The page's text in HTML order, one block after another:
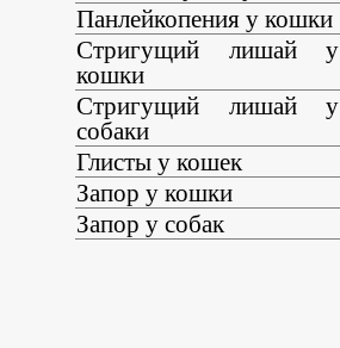
Панлейкопения у кошки
Стригущий лишай у
кошки
Стригущий лишай у
собаки
Глисты у кошек
Запор у кошки
Запор у собак